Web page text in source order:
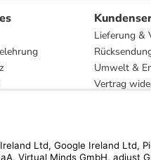
Lieferung &
Umwelt &
Vertrag